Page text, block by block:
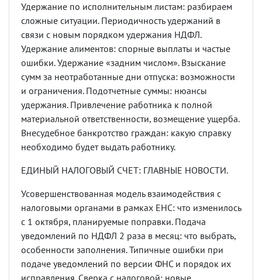
Удержание по исполнительным листам: разбираем
сложные ситуации. Периодичность удержаний в
связи с новым порядком удержания НДФЛ.
Удержание алиментов: спорные выплаты и частые
ошибки. Удержание «задним числом». Взыскание
сумм за неотработанные дни отпуска: возможности
и ограничения. Подотчетные суммы: нюансы
удержания. Привлечение работника к полной
материальной ответственности, возмещение ущерба.
Внесудебное банкротство граждан: какую справку
необходимо будет выдать работнику.
ЕДИНЫЙ НАЛОГОВЫЙ СЧЕТ: ГЛАВНЫЕ НОВОСТИ.
Усовершенствованная модель взаимодействия с
налоговыми органами в рамках ЕНС: что изменилось
с 1 октября, планируемые поправки. Подача
уведомлений по НДФЛ 2 раза в месяц: что выбрать,
особенности заполнения. Типичные ошибки при
подаче уведомлений по версии ФНС и порядок их
исправления. Сверка с налоговой: новые